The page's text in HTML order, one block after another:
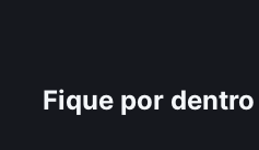
Fique por